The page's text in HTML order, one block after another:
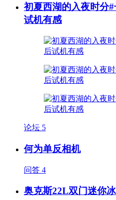
初夏西湖的入夜时分
试机有感
论坛 5
何为单反相机
问答 4
奥克斯22L双门迷你